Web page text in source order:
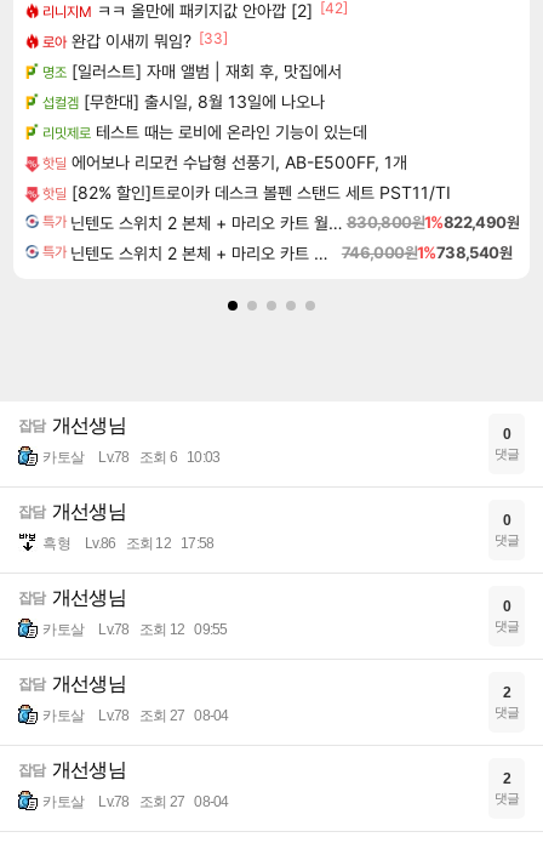
리니지M ㅋㅋ 올만에 패키지값 안아깝 [2] [42]
로아 완갑 이새끼 뭐임? [33]
명조 [일러스트] 자매 앨범 | 재회 후, 맛집에서
섭컬겜 [무한대] 출시일, 8월 13일에 나오나
리밋제로 테스트 때는 로비에 온라인 기능이 있는데
핫딜 에어보나 리모컨 수납형 선풍기, AB-E500FF, 1개
핫딜 [82% 할인]트로이카 데스크 볼펜 스탠드 세트 PST11/TI
특가 닌텐도 스위치 2 본체 + 마리오 카트 월드 + 슈퍼 마리오 파티 잼버리 닌텐도 스위치 2 에디션 + 잼버리 TV 번들 830,800원1%822,490원
특가 닌텐도 스위치 2 본체 + 마리오 카트 월드 746,000원1%738,540원
잡담 개선생님
카토살 Lv.78 조회 6 10:03
0
댓글
잡담 개선생님
흑형 Lv.86 조회 12 17:58
0
댓글
잡담 개선생님
카토살 Lv.78 조회 12 09:55
0
댓글
잡담 개선생님
카토살 Lv.78 조회 27 08-04
2
댓글
잡담 개선생님
카토살 Lv.78 조회 27 08-04
2
댓글